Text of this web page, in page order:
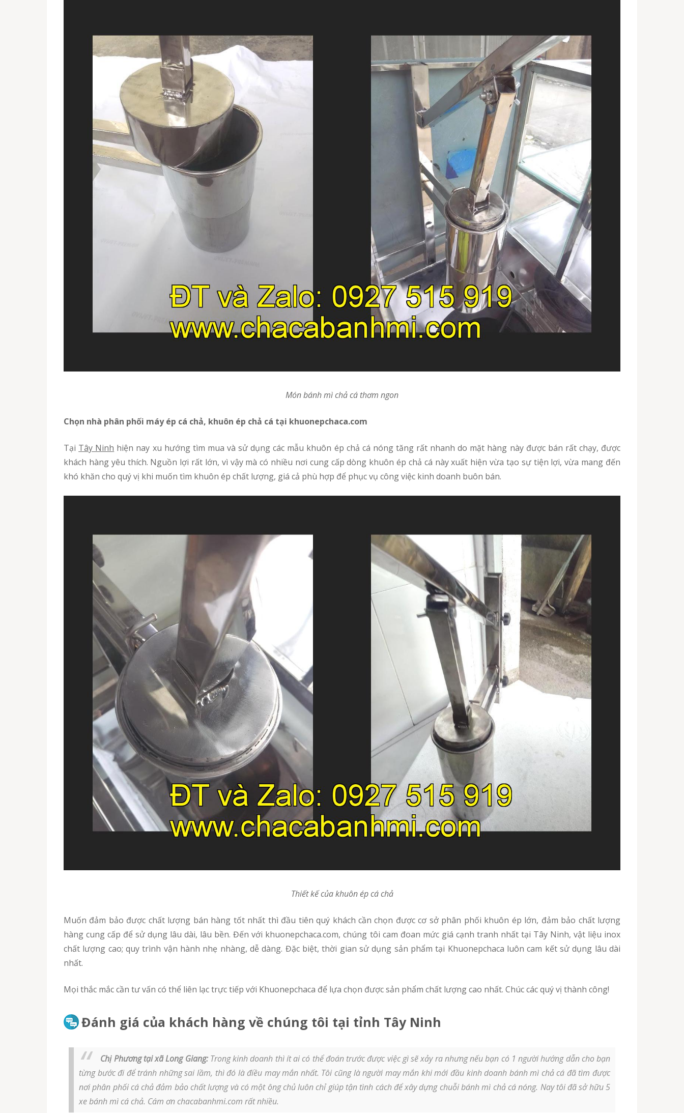
Món bánh mì chả cá thơm ngon
Chọn nhà phân phối máy ép cá chả, khuôn ép chả cá tại khuonepchaca.com
Tại Tây Ninh hiện nay xu hướng tìm mua và sử dụng các mẫu khuôn ép chả cá nóng tăng rất nhanh do mặt hàng này được bán rất chạy, được
khách hàng yêu thích. Nguồn lợi rất lớn, vì vậy mà có nhiều nơi cung cấp dòng khuôn ép chả cá này xuất hiện vừa tạo sự tiện lợi, vừa mang đến
khó khăn cho quý vị khi muốn tìm khuôn ép chất lượng, giá cả phù hợp để phục vụ công việc kinh doanh buôn bán.
Thiết kế của khuôn ép cá chả
Muốn đảm bảo được chất lượng bán hàng tốt nhất thì đầu tiên quý khách cần chọn được cơ sở phân phối khuôn ép lớn, đảm bảo chất lượng
hàng cung cấp để sử dụng lâu dài, lâu bền. Đến với khuonepchaca.com, chúng tôi cam đoan mức giá cạnh tranh nhất tại Tây Ninh, vật liệu inox
chất lượng cao; quy trình vận hành nhẹ nhàng, dễ dàng. Đặc biệt, thời gian sử dụng sản phẩm tại Khuonepchaca luôn cam kết sử dụng lâu dài
nhất.
Mọi thắc mắc cần tư vấn có thể liên lạc trực tiếp với Khuonepchaca để lựa chọn được sản phẩm chất lượng cao nhất. Chúc các quý vị thành công!
Đánh giá của khách hàng về chúng tôi tại tỉnh Tây Ninh
Chị Phương tại xã Long Giang:Trong kinh doanh thì ít ai có thể đoán trước được việc gì sẽ xảy ra nhưng nếu bạn có 1 người hướng dẫn cho bạn
từng bước đi để tránh những sai lầm, thì đó là điều may mắn nhất. Tôi cũng là người may mắn khi mới đầu kinh doanh bánh mì chả cá đã tìm được
nơi phân phối cá chả đảm bảo chất lượng và có một ông chủ luôn chỉ giúp tận tình cách để xây dựng chuỗi bánh mì chả cá nóng. Nay tôi đã sở hữu 5
xe bánh mì cá chả. Cám ơn chacabanhmi.com rất nhiều.